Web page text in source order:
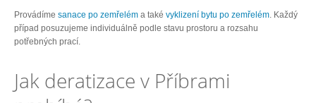
Provádíme sanace po zemřelém a také vyklizení bytu po zemřelém. Každý
případ posuzujeme individuálně podle stavu prostoru a rozsahu
potřebných prací.
Jak deratizace v Příbrami